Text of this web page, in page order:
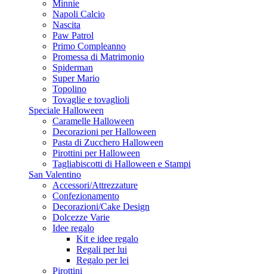
Minnie
Napoli Calcio
Nascita
Paw Patrol
Primo Compleanno
Promessa di Matrimonio
Spiderman
Super Mario
Topolino
Tovaglie e tovaglioli
Speciale Halloween
Caramelle Halloween
Decorazioni per Halloween
Pasta di Zucchero Halloween
Pirottini per Halloween
Tagliabiscotti di Halloween e Stampi
San Valentino
Accessori/Attrezzature
Confezionamento
Decorazioni/Cake Design
Dolcezze Varie
Idee regalo
Kit e idee regalo
Regali per lui
Regalo per lei
Pirottini